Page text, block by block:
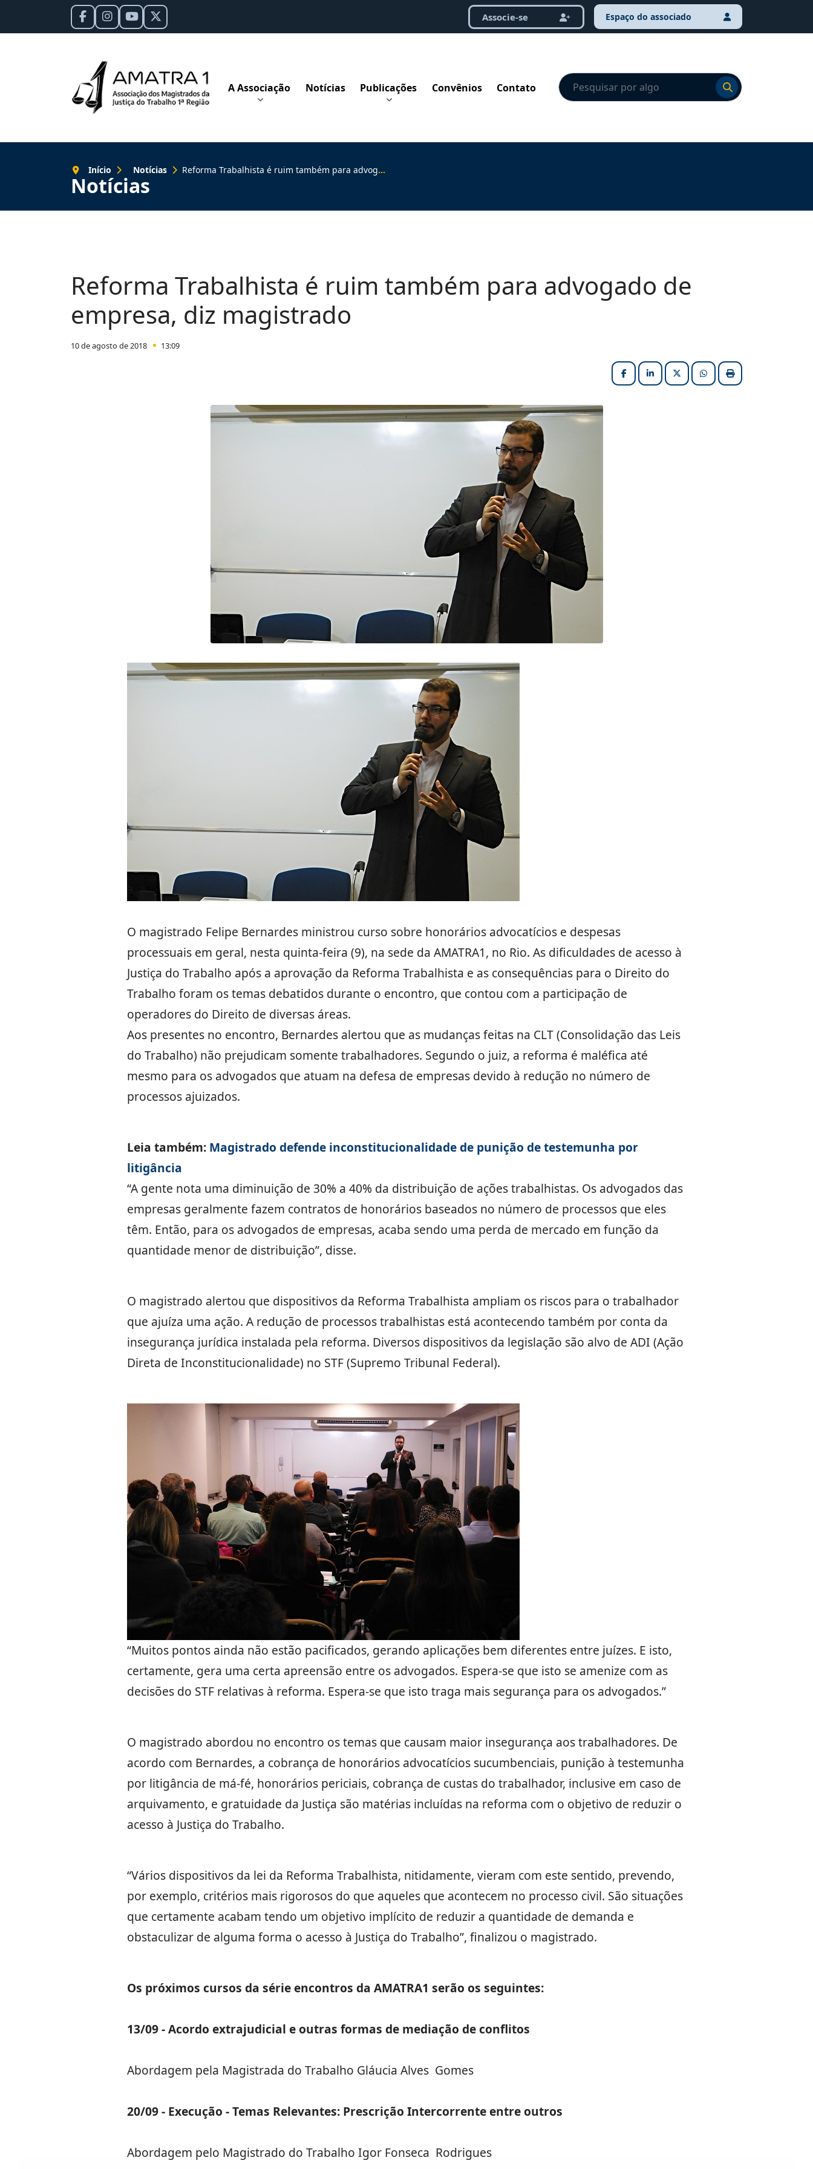
Espaço do associado
Associe-se
A Associação Notícias Publicações Convênios Contato
Ir para o resultado
Ir para o resultado
Notícias
Início Notícias Reforma Trabalhista é ruim também para advogado de empresa, diz magistrado
Reforma Trabalhista é ruim também para advogado de
empresa, diz magistrado
10 de agosto de 2018 13:09
FacebookLinkedInX (formerly Twitter)Imprimir matéria
O magistrado Felipe Bernardes ministrou curso sobre honorários advocatícios e despesas
processuais em geral, nesta quinta-feira (9), na sede da AMATRA1, no Rio. As dificuldades de acesso à
Justiça do Trabalho após a aprovação da Reforma Trabalhista e as consequências para o Direito do
Trabalho foram os temas debatidos durante o encontro, que contou com a participação de
operadores do Direito de diversas áreas.
Aos presentes no encontro, Bernardes alertou que as mudanças feitas na CLT (Consolidação das Leis
do Trabalho) não prejudicam somente trabalhadores. Segundo o juiz, a reforma é maléfica até
mesmo para os advogados que atuam na defesa de empresas devido à redução no número de
processos ajuizados.
Leia também: Magistrado defende inconstitucionalidade de punição de testemunha por
litigância
“A gente nota uma diminuição de 30% a 40% da distribuição de ações trabalhistas. Os advogados das
empresas geralmente fazem contratos de honorários baseados no número de processos que eles
têm. Então, para os advogados de empresas, acaba sendo uma perda de mercado em função da
quantidade menor de distribuição”, disse.
O magistrado alertou que dispositivos da Reforma Trabalhista ampliam os riscos para o trabalhador
que ajuíza uma ação. A redução de processos trabalhistas está acontecendo também por conta da
insegurança jurídica instalada pela reforma. Diversos dispositivos da legislação são alvo de ADI (Ação
Direta de Inconstitucionalidade) no STF (Supremo Tribunal Federal).
“Muitos pontos ainda não estão pacificados, gerando aplicações bem diferentes entre juízes. E isto,
certamente, gera uma certa apreensão entre os advogados. Espera-se que isto se amenize com as
decisões do STF relativas à reforma. Espera-se que isto traga mais segurança para os advogados.”
O magistrado abordou no encontro os temas que causam maior insegurança aos trabalhadores. De
acordo com Bernardes, a cobrança de honorários advocatícios sucumbenciais, punição à testemunha
por litigância de má-fé, honorários periciais, cobrança de custas do trabalhador, inclusive em caso de
arquivamento, e gratuidade da Justiça são matérias incluídas na reforma com o objetivo de reduzir o
acesso à Justiça do Trabalho.
“Vários dispositivos da lei da Reforma Trabalhista, nitidamente, vieram com este sentido, prevendo,
por exemplo, critérios mais rigorosos do que aqueles que acontecem no processo civil. São situações
que certamente acabam tendo um objetivo implícito de reduzir a quantidade de demanda e
obstaculizar de alguma forma o acesso à Justiça do Trabalho”, finalizou o magistrado.
Os próximos cursos da série encontros da AMATRA1 serão os seguintes:
13/09 - Acordo extrajudicial e outras formas de mediação de conflitos
Abordagem pela Magistrada do Trabalho Gláucia Alves Gomes
20/09 - Execução - Temas Relevantes: Prescrição Intercorrente entre outros
Abordagem pelo Magistrado do Trabalho Igor Fonseca Rodrigues